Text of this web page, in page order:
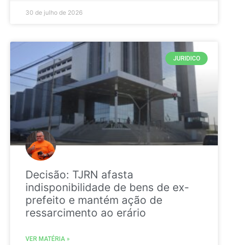
30 de julho de 2026
JURIDICO
Decisão: TJRN afasta
indisponibilidade de bens de ex-
prefeito e mantém ação de
ressarcimento ao erário
VER MATÉRIA »